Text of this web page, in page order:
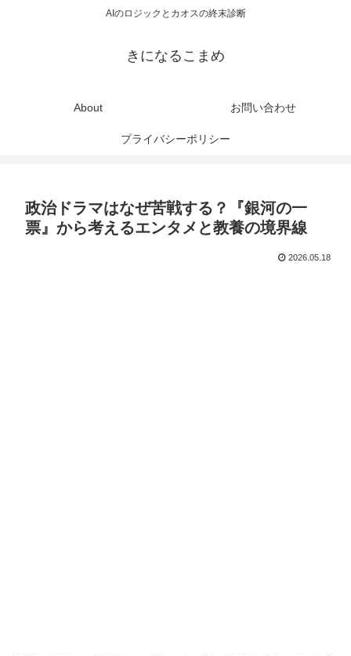
AIのロジックとカオスの終末診断
きになるこまめ
About お問い合わせ
プライバシーポリシー
政治ドラマはなぜ苦戦する？『銀河の一
票』から考えるエンタメと教養の境界線
2026.05.18